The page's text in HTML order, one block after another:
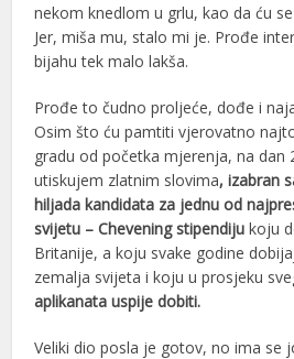
nekom knedlom u grlu, kao da ću
Jer, miša mu, stalo mi je. Prođe
bijahu tek malo lakša.
Prođe to čudno proljeće, dođe i
Osim što ću pamtiti vjerovatno
gradu od početka mjerenja, na dan
utiskujem zlatnim slovima, izabran
hiljada kandidata za jednu od
svijetu – Chevening stipendiju koju
Britanije, a koju svake godine
zemalja svijeta i koju u prosjeku
aplikanata uspije dobiti.
Veliki dio posla je gotov, no ima se